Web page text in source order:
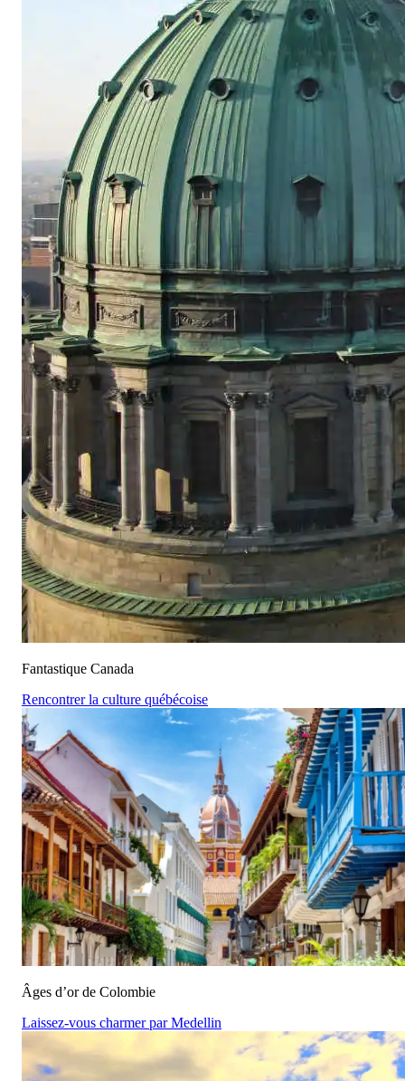
Fantastique Canada
Rencontrer la culture québécoise
Âges d’or de Colombie
Laissez-vous charmer par Medellin